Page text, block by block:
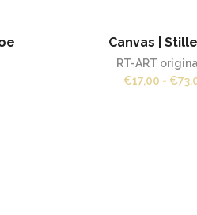
Canvas |
RT-ART
€17,00 - €